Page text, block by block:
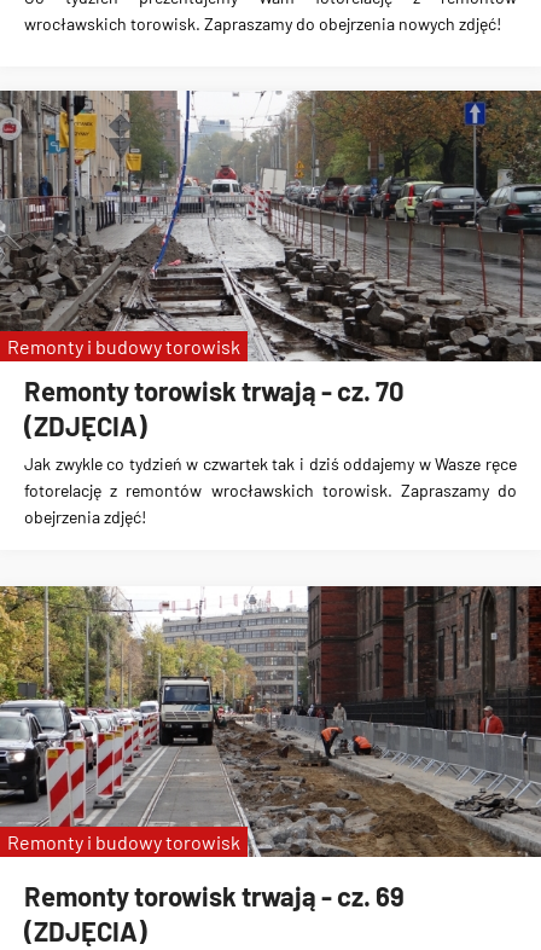
wrocławskich torowisk. Zapraszamy do obejrzenia nowych zdjęć!
Remonty torowisk trwają - cz. 70
(ZDJĘCIA)
Jak zwykle co tydzień w czwartek tak i dziś oddajemy w Wasze ręce
fotorelację z remontów wrocławskich torowisk. Zapraszamy do
obejrzenia zdjęć!
Remonty i budowy torowisk
Remonty torowisk trwają - cz. 69
(ZDJĘCIA)
Remonty i budowy torowisk